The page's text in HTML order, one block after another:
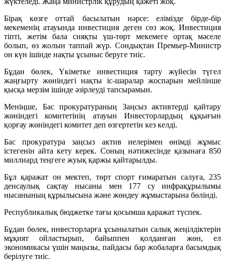
Бірақ көзге оттай басылатын нәрсе: елімізде бірде-бір
мекеменің атауында инвестиция деген сөз жоқ. Инвестиция
тіпті, жетім бала сияқты үш-төрт мекемеге ортақ мәселе
болып, өз жолын таппай жүр. Сондықтан Премьер-Министр
он күн ішінде нақты ұсыныс беруге тиіс.
Бұдан бөлек, Үкіметке инвестиция тарту жүйесін түгел
жаңғырту жөніндегі нақты іс-шаралар жоспарын мейлінше
қысқа мерзім ішінде әзірлеуді тапсырамын.
Меніңше, Бас прокуратураның Заңсыз активтерді қайтару
жөніндегі комитетінің атауын Инвесторлардың құқығын
қорғау жөніндегі комитет деп өзгертетін кез келді.
Бас прокуратура заңсыз актив иелерімен өнімді жұмыс
істегенін айта кету керек. Соның нәтижесінде қазынаға 850
миллиард теңгеге жуық қаржы қайтарылды.
Бұл қаражат он мектеп, төрт спорт ғимаратын салуға, 235
денсаулық сақтау нысаны мен 177 су инфрақұрылымы
нысанының құрылысына және жөндеу жұмыстарына бөлінді.
Республикалық бюджетке тағы қосымша қаражат түспек.
Бұдан бөлек, инвесторларға ұсынылатын салық жеңілдіктерін
мұқият ойластырып, байыппен қолданған жөн, ел
экономикасы үшін маңызы, пайдасы бар жобаларға басымдық
берілуге тиіс.